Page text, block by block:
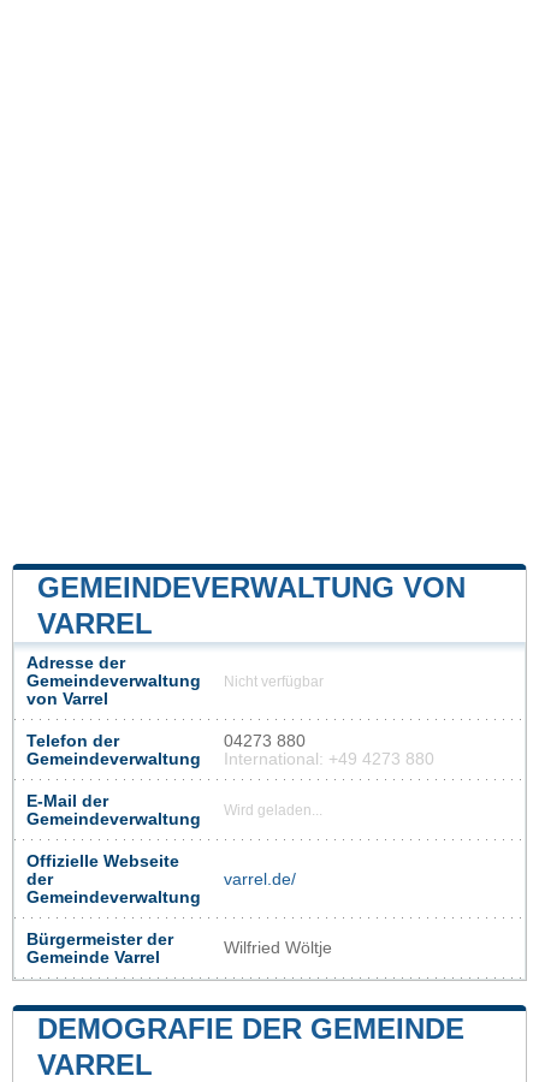
GEMEINDEVERWALTUNG VON
VARREL
Adresse der
Gemeindeverwaltung
von Varrel
Nicht verfügbar
Telefon der
Gemeindeverwaltung
04273 880
International: +49 4273 880
E-Mail der
Gemeindeverwaltung
Wird geladen...
Offizielle Webseite
der
Gemeindeverwaltung
varrel.de/
Bürgermeister der
Gemeinde Varrel
Wilfried Wöltje
DEMOGRAFIE DER GEMEINDE
VARREL